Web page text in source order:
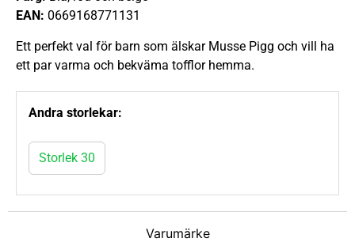
Varumärke
EAN: 0669168771131
Ett perfekt val för barn som älskar Musse Pigg och vill ha
ett par varma och bekväma tofflor hemma.
Andra storlekar:
Storlek 30